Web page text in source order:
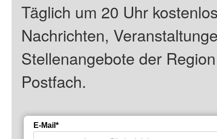
Täglich um 20 Uhr
Nachrichten,
Stellenangebote der
Postfach.
E-Mail*